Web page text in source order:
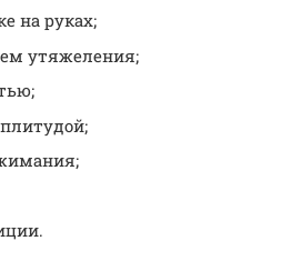
на руках;
утяжеления;